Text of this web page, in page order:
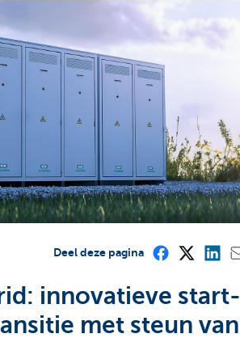
Deel deze pagina
innovatieve start-
met steun van